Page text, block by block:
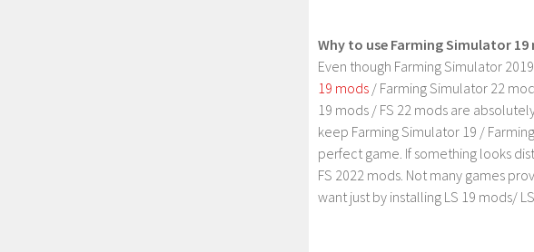
Why to use Farming Simulator
Even though Farming Simulator
19 mods / Farming Simulator 22
19 mods / FS 22 mods are
keep Farming Simulator 19 /
perfect game. If something looks
FS 2022 mods. Not many games
want just by installing LS 19 mods/